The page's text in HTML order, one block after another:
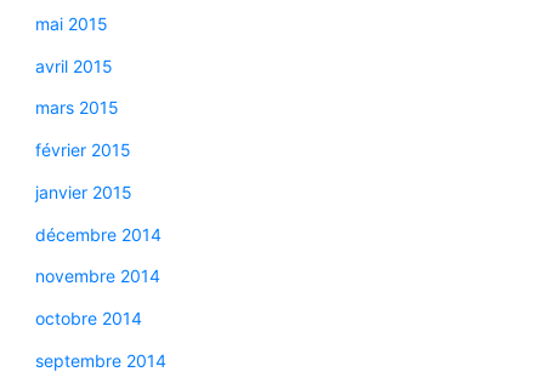
mai 2015
avril 2015
mars 2015
février 2015
janvier 2015
décembre 2014
novembre 2014
octobre 2014
septembre 2014